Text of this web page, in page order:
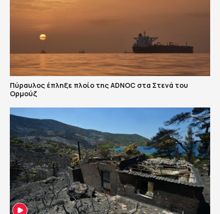
Πύραυλος έπληξε πλοίο της ADNOC στα Στενά του
Ορμούζ